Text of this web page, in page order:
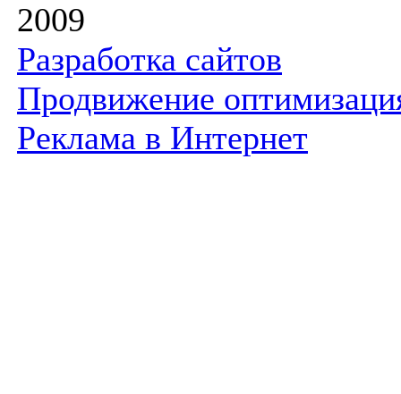
2009
Разработка сайтов
Продвижение
Реклама в Интернет